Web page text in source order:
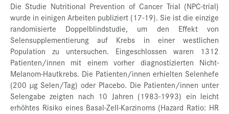
Die Studie Nutritional Prevention of Cancer Trial (NPC-trial)
wurde in einigen Arbeiten publiziert (17-19). Sie ist die einzige
randomisierte Doppelblindstudie, um den Effekt von
Selensupplementierung auf Krebs in einer westlichen
Population zu untersuchen. Eingeschlossen waren 1312
Patienten/innen mit einem vorher diagnostizierten Nicht-
Melanom-Hautkrebs. Die Patienten/innen erhielten Selenhefe
(200 µg Selen/Tag) oder Placebo. Die Patienten/innen unter
Selengabe zeigten nach 10 Jahren (1983-1993) ein leicht
erhöhtes Risiko eines Basal-Zell-Karzinoms (Hazard Ratio: HR